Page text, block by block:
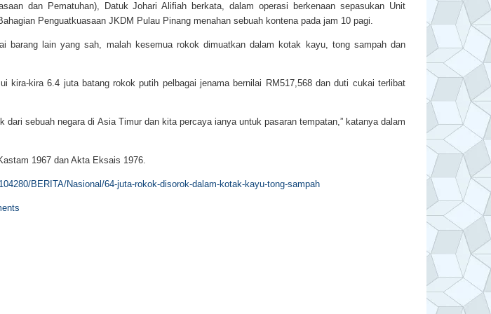
dan Pematuhan), Datuk Johari Alifiah berkata, dalam operasi berkenaan sepasukan Unit
Penguatkuasaan JKDM Pulau Pinang menahan sebuah kontena pada jam 10 pagi.
barang lain yang sah, malah kesemua rokok dimuatkan dalam kotak kayu, tong sampah dan
kira-kira 6.4 juta batang rokok putih pelbagai jenama bernilai RM517,568 dan duti cukai terlibat
dari sebuah negara di Asia Timur dan kita percaya ianya untuk pasaran tempatan,” katanya dalam
1967 dan Akta Eksais 1976.
BERITA/Nasional/64-juta-rokok-disorok-dalam-kotak-kayu-tong-sampah